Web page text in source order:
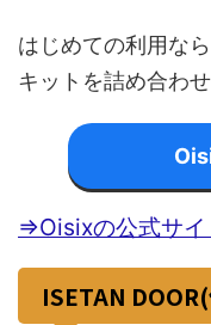
はじめての利用な
キットを詰め合わ
⇒Oisixの公式サイ
ISETAN